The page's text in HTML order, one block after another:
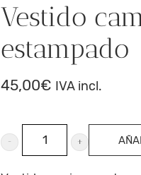
Vestido
estampado
45,00€ IVA incl.
Vestido
camisero